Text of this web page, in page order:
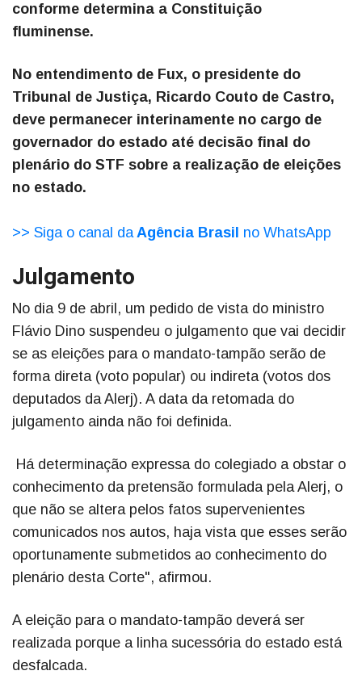
conforme determina a Constituição
fluminense.
No entendimento de Fux, o presidente do
Tribunal de Justiça, Ricardo Couto de Castro,
deve permanecer interinamente no cargo de
governador do estado até decisão final do
plenário do STF sobre a realização de eleições
no estado.
>> Siga o canal daAgência Brasil no WhatsApp
Julgamento
No dia 9 de abril, um pedido de vista do ministro
Flávio Dino suspendeu o julgamento que vai decidir
se as eleições para o mandato-tampão serão de
forma direta (voto popular) ou indireta (votos dos
deputados da Alerj). A data da retomada do
julgamento ainda não foi definida.
Há determinação expressa do colegiado a obstar o
conhecimento da pretensão formulada pela Alerj, o
que não se altera pelos fatos supervenientes
comunicados nos autos, haja vista que esses serão
oportunamente submetidos ao conhecimento do
plenário desta Corte", afirmou.
A eleição para o mandato-tampão deverá ser
realizada porque a linha sucessória do estado está
desfalcada.